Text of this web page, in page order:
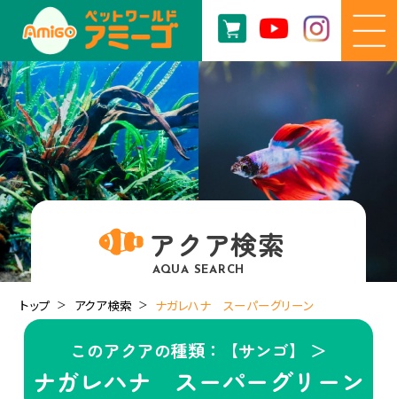
アクア検索
AQUA SEARCH
トップ アクア検索 ナガレハナ スーパーグリーン
このアクアの種類：【サンゴ】 ＞
ナガレハナ スーパーグリーン